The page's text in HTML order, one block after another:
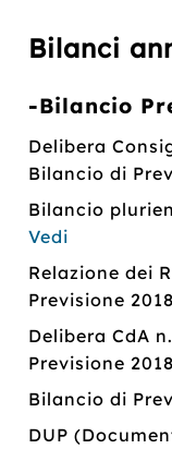
Bilanci
-Bilancio
Delibera
Bilancio di
Bilancio
Vedi
Relazione dei
Previsione
Delibera CdA
Previsione
Bilancio di
DUP